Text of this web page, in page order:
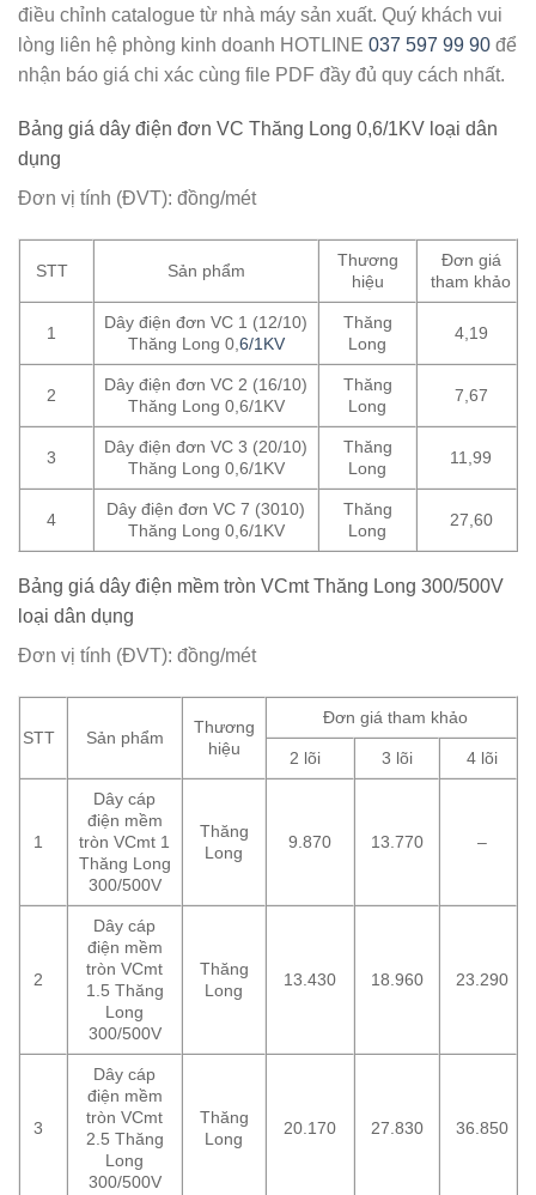
điều chỉnh catalogue từ nhà máy sản xuất. Quý khách vui
lòng liên hệ phòng kinh doanh HOTLINE 037 597 99 90 để
nhận báo giá chi xác cùng file PDF đầy đủ quy cách nhất.
Bảng giá dây điện đơn VC Thăng Long 0,6/1KV loại dân
dụng
Đơn vị tính (ĐVT): đồng/mét
STT Sản phẩm
Thương
hiệu
Đơn giá
tham khảo
1
Dây điện đơn VC 1 (12/10)
Thăng Long 0,6/1KV
Thăng
Long
4,19
2
Dây điện đơn VC 2 (16/10)
Thăng Long 0,6/1KV
Thăng
Long
7,67
3
Dây điện đơn VC 3 (20/10)
Thăng Long 0,6/1KV
Thăng
Long
11,99
4
Dây điện đơn VC 7 (3010)
Thăng Long 0,6/1KV
Thăng
Long
27,60
Bảng giá dây điện mềm tròn VCmt Thăng Long 300/500V
loại dân dụng
Đơn vị tính (ĐVT): đồng/mét
STT Sản phẩm
Thương
hiệu
Đơn giá tham khảo
2 lõi 3 lõi 4 lõi
1
Dây cáp
điện mềm
tròn VCmt 1
Thăng Long
300/500V
Thăng
Long
9.870 13.770 –
2
Dây cáp
điện mềm
tròn VCmt
1.5 Thăng
Long
300/500V
Thăng
Long
13.430 18.960 23.290
3
Dây cáp
điện mềm
tròn VCmt
2.5 Thăng
Long
300/500V
Thăng
Long
20.170 27.830 36.850